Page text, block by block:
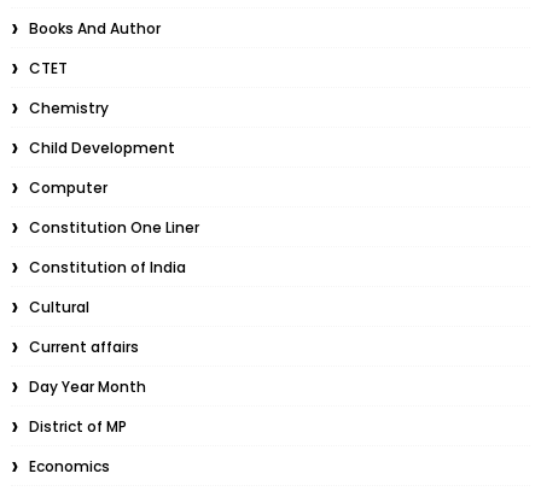
Books And Author
CTET
Chemistry
Child Development
Computer
Constitution One Liner
Constitution of India
Cultural
Current affairs
Day Year Month
District of MP
Economics